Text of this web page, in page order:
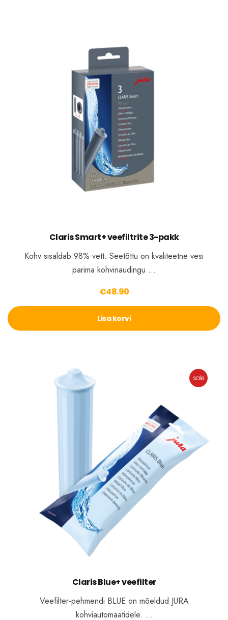
Claris Smart+ veefiltrite 3-pakk
Kohv sisaldab 98% vett. Seetõttu on kvaliteetne vesi
parima kohvinaudingu …
€48.90
Lisa korvi
sale
Claris Blue+ veefilter
Veefilter-pehmendi BLUE on mõeldud JURA
kohviautomaatidele. …